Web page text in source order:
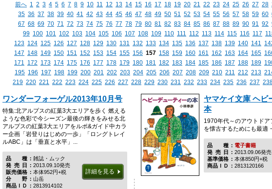
前へ 1 2 3 4 5 6 7 8 9 10 11 12 13 14 15 16 17 18 19 20 21 22 23 24 25 26 27 28
35 36 37 38 39 40 41 42 43 44 45 46 47 48 49 50 51 52 53 54 55 56 57 58 59 60
67 68 69 70 71 72 73 74 75 76 77 78 79 80 81 82 83 84 85 86 87 88 89 90 91 92
99 100 101 102 103 104 105 106 107 108 109 110 111 112 113 114 115 116 117
123 124 125 126 127 128 129 130 131 132 133 134 135 136 137 138 139 140 141
147 148 149 150 151 152 153 154 155 156 157 158 159 160 161 162 163 164 165
171
172 173 174 175 176 177 178 179 180 181 182 183 184 185 186 187 188 189
195 196 197 198 199 200 201 202 203 204 205 206 207 208 209 210 211 212 213
219 220 221 222 223 224 225 226 227 228 229 230 231 232 233 234 235 236 237
ワンダーフォーゲル2013年10月号
特集:北アルプスの紅葉3大エリアを歩く 燃える
ような色彩で今シーズン最後の輝きをみせる北
アルプスの紅葉3大エリアをルポ&ガイド中カラ
ー企画「岩登りはじめの一歩」「ロングトレイ
ルABC」は「垂直と水平」...
品種雑誌・ムック
発売日 2013.09.10発売
販売価格
本体952円+税
分野山岳
商品ＩＤ
2813914102
詳細を見る
ヤマケイ文庫 ヘビ
本
1970年代～のアウトド
を懐古するためにも最適
品種電子書籍
発売日 2013.09.06発売
基準価格
本体850円+税
商品ＩＤ
2813120166